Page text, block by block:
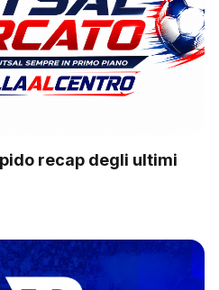
recap degli ultimi